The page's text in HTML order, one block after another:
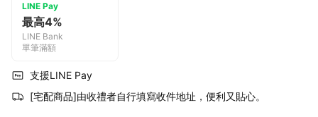
LINE Pay
最高4%
LINE Bank
單筆滿額
支援LINE Pay
[宅配商品]由收禮者自行填寫收件地址，便利又貼心。